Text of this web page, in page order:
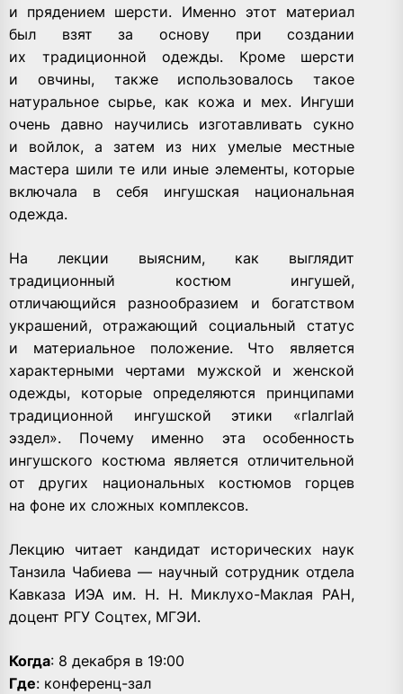
и прядением шерсти. Именно этот материал
был взят за основу при создании
их традиционной одежды. Кроме шерсти
и овчины, также использовалось такое
натуральное сырье, как кожа и мех. Ингуши
очень давно научились изготавливать сукно
и войлок, а затем из них умелые местные
мастера шили те или иные элементы, которые
включала в себя ингушская национальная
одежда.
На лекции выясним, как выглядит
традиционный костюм ингушей,
отличающийся разнообразием и богатством
украшений, отражающий социальный статус
и материальное положение. Что является
характерными чертами мужской и женской
одежды, которые определяются принципами
традиционной ингушской этики «гIалгIай
эздел». Почему именно эта особенность
ингушского костюма является отличительной
от других национальных костюмов горцев
на фоне их сложных комплексов.
Лекцию читает кандидат исторических наук
Танзила Чабиева — научный сотрудник отдела
Кавказа ИЭА им. Н. Н. Миклухо-Маклая РАН,
доцент РГУ Соцтех, МГЭИ.
Когда: 8 декабря в 19:00
Где: конференц-зал